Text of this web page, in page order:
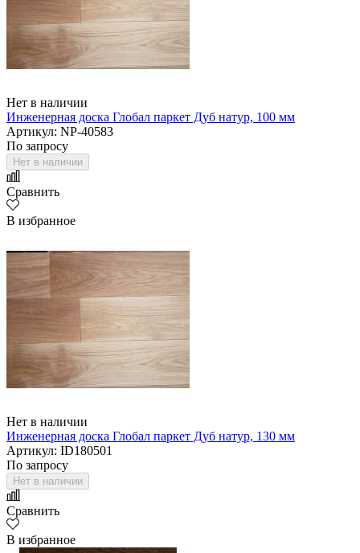
Нет в наличии
Инженерная доска Глобал паркет Дуб натур, 100 мм
Артикул: NP-40583
По запросу
Нет в наличии
Сравнить
В избранное
Нет в наличии
Инженерная доска Глобал паркет Дуб натур, 130 мм
Артикул: ID180501
По запросу
Нет в наличии
Сравнить
В избранное